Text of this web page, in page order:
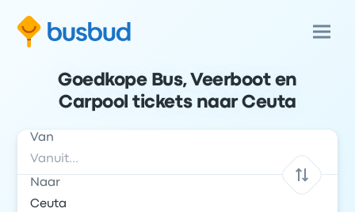
Goedkope Bus, Veerboot en
Carpool tickets naar Ceuta
Van
Naar